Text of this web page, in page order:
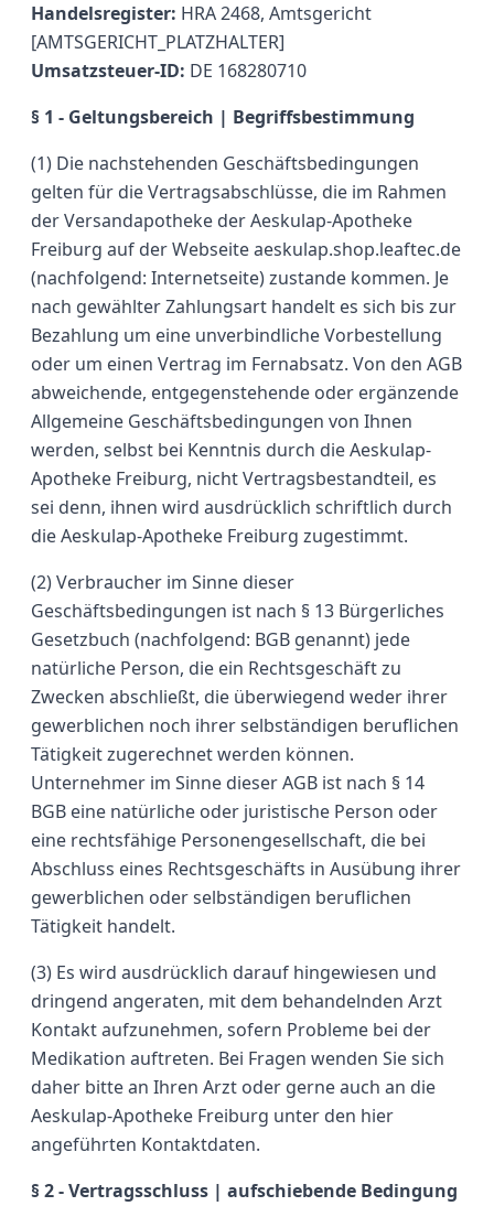
Handelsregister: HRA 2468, Amtsgericht
[AMTSGERICHT_PLATZHALTER]
Umsatzsteuer-ID: DE 168280710
§ 1 - Geltungsbereich | Begriffsbestimmung
(1) Die nachstehenden Geschäftsbedingungen
gelten für die Vertragsabschlüsse, die im Rahmen
der Versandapotheke der Aeskulap-Apotheke
Freiburg auf der Webseite aeskulap.shop.leaftec.de
(nachfolgend: Internetseite) zustande kommen. Je
nach gewählter Zahlungsart handelt es sich bis zur
Bezahlung um eine unverbindliche Vorbestellung
oder um einen Vertrag im Fernabsatz. Von den AGB
abweichende, entgegenstehende oder ergänzende
Allgemeine Geschäftsbedingungen von Ihnen
werden, selbst bei Kenntnis durch die Aeskulap-
Apotheke Freiburg, nicht Vertragsbestandteil, es
sei denn, ihnen wird ausdrücklich schriftlich durch
die Aeskulap-Apotheke Freiburg zugestimmt.
(2) Verbraucher im Sinne dieser
Geschäftsbedingungen ist nach § 13 Bürgerliches
Gesetzbuch (nachfolgend: BGB genannt) jede
natürliche Person, die ein Rechtsgeschäft zu
Zwecken abschließt, die überwiegend weder ihrer
gewerblichen noch ihrer selbständigen beruflichen
Tätigkeit zugerechnet werden können.
Unternehmer im Sinne dieser AGB ist nach § 14
BGB eine natürliche oder juristische Person oder
eine rechtsfähige Personengesellschaft, die bei
Abschluss eines Rechtsgeschäfts in Ausübung ihrer
gewerblichen oder selbständigen beruflichen
Tätigkeit handelt.
(3) Es wird ausdrücklich darauf hingewiesen und
dringend angeraten, mit dem behandelnden Arzt
Kontakt aufzunehmen, sofern Probleme bei der
Medikation auftreten. Bei Fragen wenden Sie sich
daher bitte an Ihren Arzt oder gerne auch an die
Aeskulap-Apotheke Freiburg unter den hier
angeführten Kontaktdaten.
§ 2 - Vertragsschluss | aufschiebende Bedingung